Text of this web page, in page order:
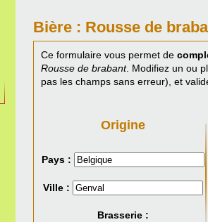
Bière : Rousse de
Ce formulaire vous permet de
Rousse de brabant. Modifiez un ou
pas les champs sans erreur), et
Origine
Pays :
Ville :
Brasserie :